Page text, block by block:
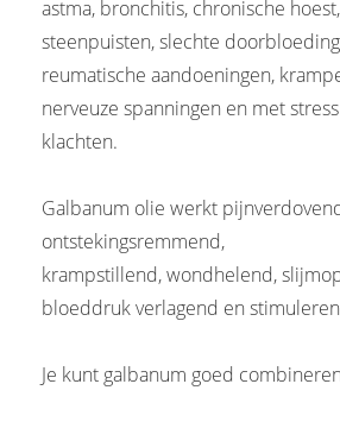
astma, bronchitis, chronische
steenpuisten, slechte
reumatische aandoeningen,
nerveuze spanningen en met
klachten.
Galbanum olie werkt
ontstekingsremmend,
krampstillend, wondhelend,
bloeddruk verlagend en
Je kunt galbanum goed